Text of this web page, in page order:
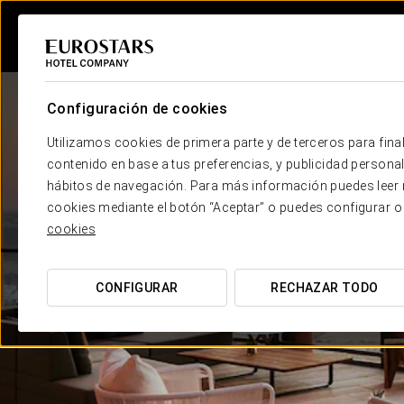
Configuración de cookies
Utilizamos cookies de primera parte y de terceros para
contenido en base a tus preferencias, y publicidad
hábitos de navegación. Para más información puedes
cookies mediante el botón “Aceptar” o puedes configurar
cookies
CONFIGURAR RECHAZAR TODO